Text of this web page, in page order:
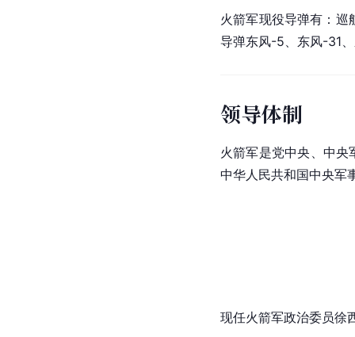
火箭军现役导弹有：巡
导弹东风-5、东风-31
领导体制
火箭军是党中央、中央
中华人民共和国中央军
现任火箭军政治委员徐